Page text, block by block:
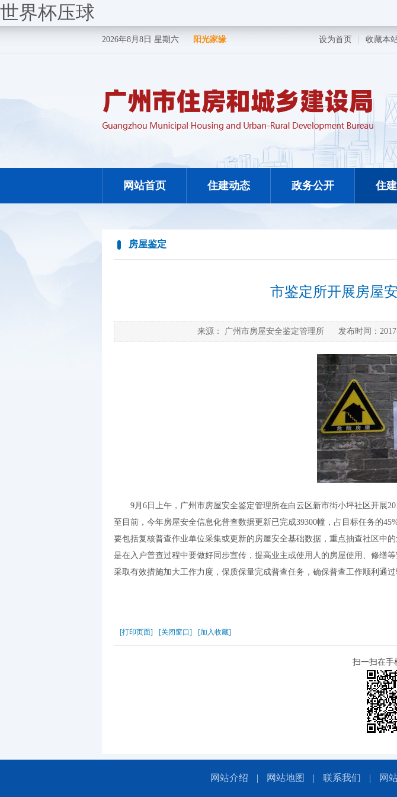
世界杯压球
2026年8月8日 星期六 阳光家缘 设为首页 收藏本
网站首页 住建动态 政务公开 住
房屋鉴定
市鉴定所开展房屋
来源： 广州市房屋安全鉴定管理所 发布时间：
9月6日上午，广州市房屋安全鉴定管理所在白云区新市街小坪社区开展
至目前，今年房屋安全信息化普查数据更新已完成39300幢，占目标任务的
要包括复核普查作业单位采集或更新的房屋安全基础数据，重点抽查社区中
是在入户普查过程中要做好同步宣传，提高业主或使用人的房屋使用、修缮
采取有效措施加大工作力度，保质保量完成普查任务，确保普查工作顺利通
[打印页面] [关闭窗口] [加入收藏]
扫一扫在手
网站介绍 | 网站地图 | 联系我们 | 网